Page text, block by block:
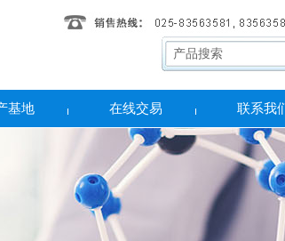
基地 在线交易 联系我